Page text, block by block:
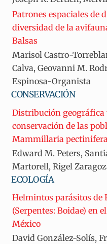
Patrones espaciales de
diversidad de la
Balsas
Marisol Castro-
Calva, Geovanni M.
Espinosa-Organista
CONSERVACIÓN
Distribución geográfica
conservación de las
Mammillaria pectinifera
Edward M. Peters,
Martorell, Rigel
ECOLOGÍA
Helmintos parásitos de
(Serpentes: Boidae) en
México
David González-Solís,